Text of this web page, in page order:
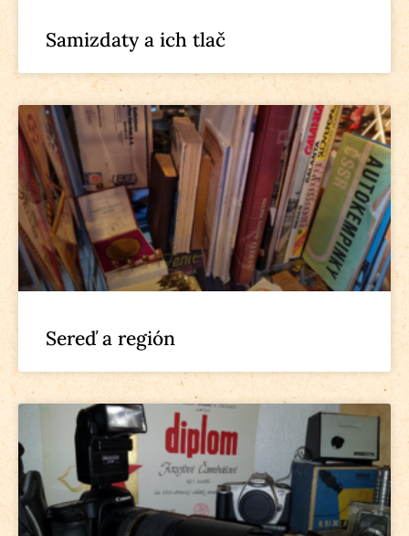
Samizdaty a ich tlač
Sereď a región